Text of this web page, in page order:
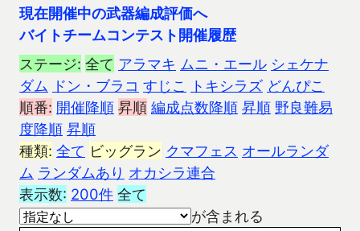
現在開催中の武器編成評価へ
バイトチームコンテスト開催履歴
ステージ: 全て アラマキ ムニ・エール シェケナ
ダム ドン・ブラコ すじこ トキシラズ どんぴこ
順番: 開催降順 昇順 編成点数降順 昇順 野良難易
度降順 昇順
種類: 全て ビッグラン クマフェス オールランダ
ム ランダムあり オカシラ連合
表示数: 200件 全て
が含まれる